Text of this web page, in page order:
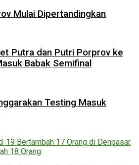
Mulai Dipertandingkan
Putra dan Putri Porprov ke
Babak Semifinal
Testing Masuk